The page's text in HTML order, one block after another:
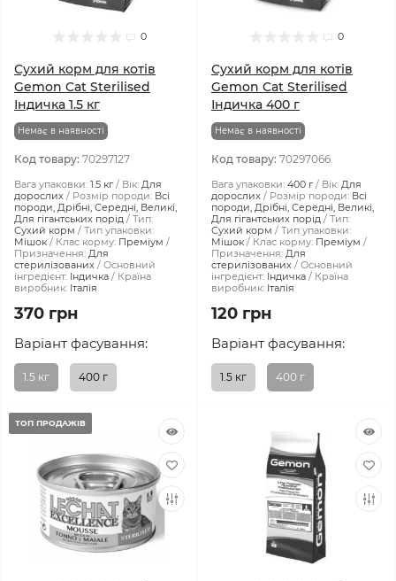
0
Сухий корм для котів
Gemon Cat Sterilised
Індичка 1.5 кг
Немає в наявності
Код товару: 70297127
Вага упаковки: 1.5 кг Вік: Для
дорослих
Розмір породи: Всі
породи, Дрібні, Середні, Великі,
Для гігантських порід
Тип:
Сухий корм
Тип упаковки:
Мішок
Клас корму: Преміум
Призначення: Для
стерилізованих
Основний
інгредієнт: Індичка
Країна
виробник: Італія
370 грн
Варіант фасування:
1.5 кг 400 г
0
Сухий корм для котів
Gemon Cat Sterilised
Індичка 400 г
Немає в наявності
Код товару: 70297066
Вага упаковки: 400 г Вік: Для
дорослих
Розмір породи: Всі
породи, Дрібні, Середні, Великі,
Для гігантських порід
Тип:
Сухий корм
Тип упаковки:
Мішок
Клас корму: Преміум
Призначення: Для
стерилізованих
Основний
інгредієнт: Індичка
Країна
виробник: Італія
120 грн
Варіант фасування:
1.5 кг 400 г
ТОП ПРОДАЖІВ